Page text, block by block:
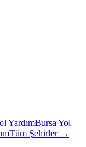
YardımBursa Yol
Tüm Şehirler →